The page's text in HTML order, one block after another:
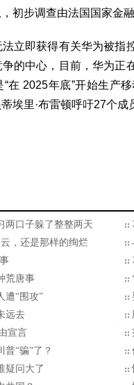
初步调查由法国国家金
立即获得有关华为被指
的中心，目前，华为正
在 2025年底”开始生产
埃里·布雷顿呼吁27个
两口子躲了整整两天
，还是那样的绚烂
荒唐事
遭“围攻”
远去
宣言
“骗”了？
疑问大了